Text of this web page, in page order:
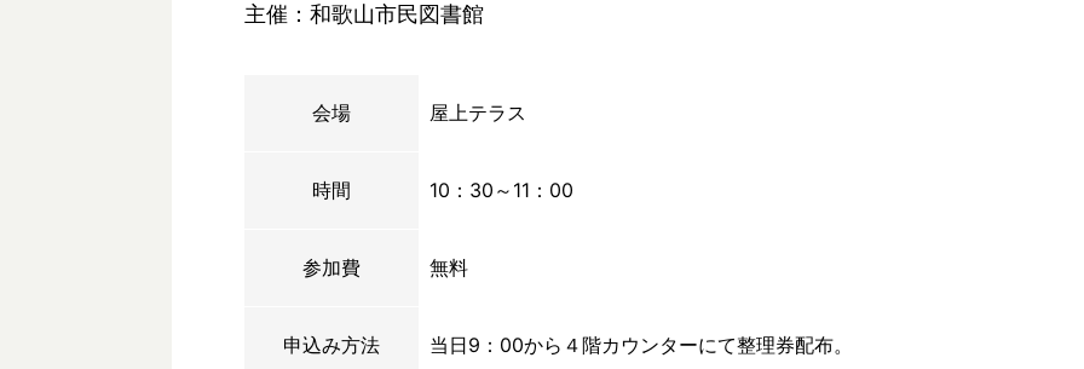
主催：和歌山市民図書館
会場 屋上テラス
時間 10：30～11：00
参加費 無料
申込み方法 当日9：00から４階カウンターにて整理券配布。